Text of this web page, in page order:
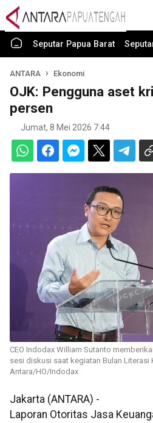
Seputar Papua Barat
ANTARA Ekonomi
OJK: Pengguna aset
persen
Jumat, 8 Mei 2026 7:44
CEO Indodax William Sutanto
sesi diskusi saat kegiatan Bulan Literasi
Antara/HO/Indodax
Jakarta (ANTARA) -
Laporan Otoritas Jasa